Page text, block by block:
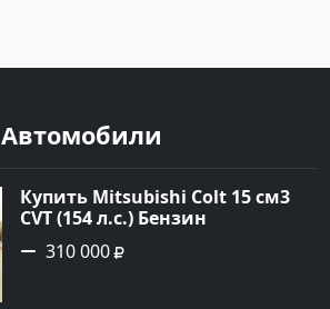
Автомобили
Купить Mitsubishi Colt 15 см3
CVT (154 л.с.) Бензин
турбонаддув в Краснодар:
цвет Чёрный металик Хетчбэк
310 000